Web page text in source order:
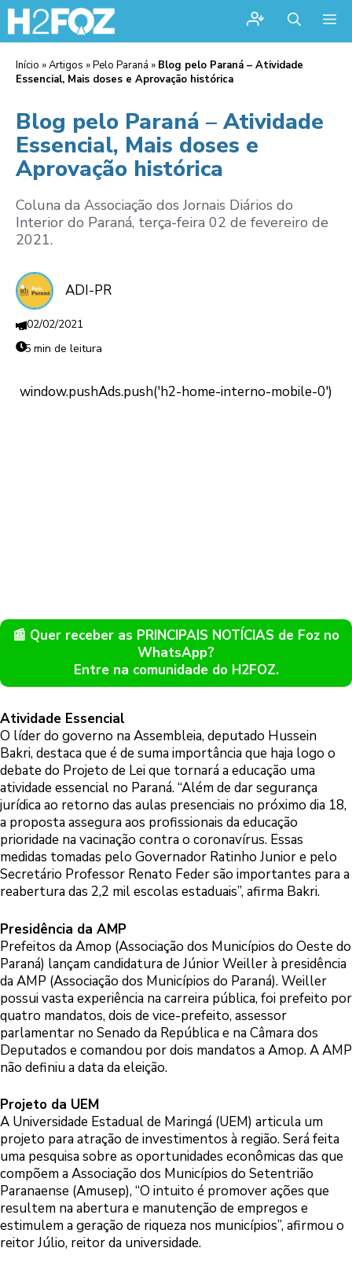
Início »Artigos »Pelo Paraná » Blog pelo Paraná – Atividade
Essencial, Mais doses e Aprovação histórica
Blog pelo Paraná – Atividade
Essencial, Mais doses e
Aprovação histórica
Coluna da Associação dos Jornais Diários do
Interior do Paraná, terça-feira 02 de fevereiro de
2021.
ADI-PR
02/02/2021
5 min de leitura
📰 Quer receber as PRINCIPAIS NOTÍCIAS de Foz no
WhatsApp?
Entre na comunidade do H2FOZ.
Atividade Essencial
O líder do governo na Assembleia, deputado Hussein
Bakri, destaca que é de suma importância que haja logo o
debate do Projeto de Lei que tornará a educação uma
atividade essencial no Paraná. “Além de dar segurança
jurídica ao retorno das aulas presenciais no próximo dia 18,
a proposta assegura aos profissionais da educação
prioridade na vacinação contra o coronavírus. Essas
medidas tomadas pelo Governador Ratinho Junior e pelo
Secretário Professor Renato Feder são importantes para a
reabertura das 2,2 mil escolas estaduais”, afirma Bakri.
Presidência da AMP
Prefeitos da Amop (Associação dos Municípios do Oeste do
Paraná) lançam candidatura de Júnior Weiller à presidência
da AMP (Associação dos Municípios do Paraná). Weiller
possui vasta experiência na carreira pública, foi prefeito por
quatro mandatos, dois de vice-prefeito, assessor
parlamentar no Senado da República e na Câmara dos
Deputados e comandou por dois mandatos a Amop. A AMP
não definiu a data da eleição.
Projeto da UEM
A Universidade Estadual de Maringá (UEM) articula um
projeto para atração de investimentos à região. Será feita
uma pesquisa sobre as oportunidades econômicas das que
compõem a Associação dos Municípios do Setentrião
Paranaense (Amusep), “O intuito é promover ações que
resultem na abertura e manutenção de empregos e
estimulem a geração de riqueza nos municípios”, afirmou o
reitor Júlio, reitor da universidade.